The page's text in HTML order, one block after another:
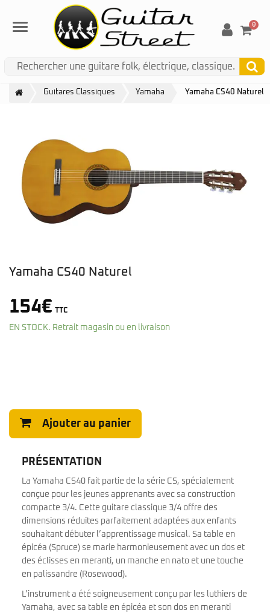
Menu 0
Guitares Classiques Yamaha Yamaha CS40 Naturel
Yamaha CS40 Naturel
154€ TTC
EN STOCK. Retrait magasin ou en livraison
Ajouter au panier
PRÉSENTATION
La Yamaha CS40 fait partie de la série CS, spécialement
conçue pour les jeunes apprenants avec sa construction
compacte 3/4. Cette guitare classique 3/4 offre des
dimensions réduites parfaitement adaptées aux enfants
souhaitant débuter l’apprentissage musical. Sa table en
épicéa (Spruce) se marie harmonieusement avec un dos et
des éclisses en meranti, un manche en nato et une touche
en palissandre (Rosewood).
L’instrument a été soigneusement conçu par les luthiers de
Yamaha, avec sa table en épicéa et son dos en meranti